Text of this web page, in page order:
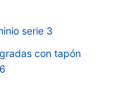
serie 3
con tapón